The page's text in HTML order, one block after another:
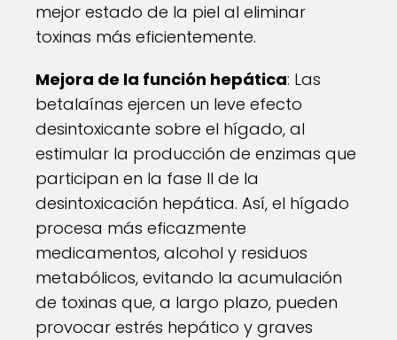
mejor estado de la piel al eliminar
toxinas más eficientemente.
Mejora de la función hepática: Las
betalaínas ejercen un leve efecto
desintoxicante sobre el hígado, al
estimular la producción de enzimas que
participan en la fase II de la
desintoxicación hepática. Así, el hígado
procesa más eficazmente
medicamentos, alcohol y residuos
metabólicos, evitando la acumulación
de toxinas que, a largo plazo, pueden
provocar estrés hepático y graves